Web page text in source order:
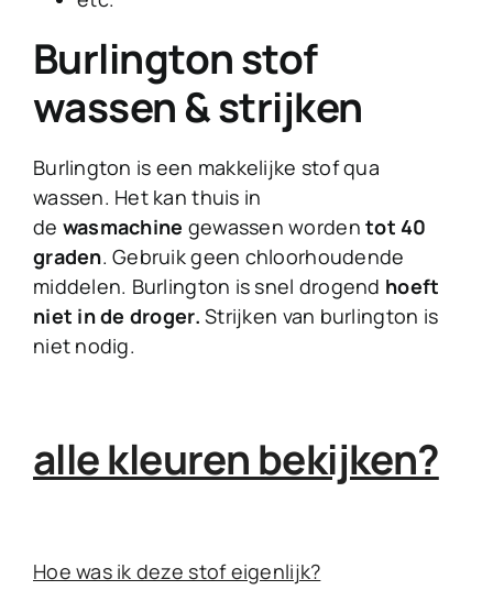
Burlington stof
wassen & strijken
Burlington is een makkelijke stof qua
wassen. Het kan thuis in
de wasmachine gewassen wordentot 40
graden. Gebruik geen chloorhoudende
middelen. Burlington is snel drogend hoeft
niet in de droger. Strijken van burlington is
niet nodig.
alle kleuren bekijken?
Hoe was ik deze stof eigenlijk?